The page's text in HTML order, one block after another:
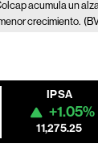
acumula un
crecimiento.
IPSA
+1.05%
11,275.25